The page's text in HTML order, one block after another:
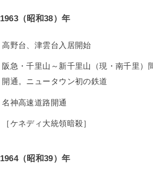
1963（昭和38）年
高野台、津雲台入居開始
阪急・千里山～新千里山（現・南千里）
開通。ニュータウン初の鉄道
名神高速道路開通
［ケネディ大統領暗殺］
1964（昭和39）年